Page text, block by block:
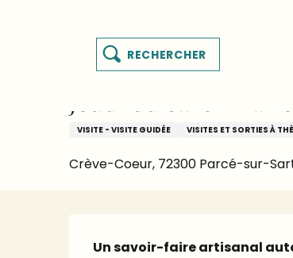
Recherche
Jeudi 13 août de 15:00 à 16:30
Jeudi du savoir-
VISITE - VISITE GUIDÉE VISITES ET SORTIES À
Crève-Coeur, 72300 Parcé-sur-
Description
Un savoir-faire artisanal